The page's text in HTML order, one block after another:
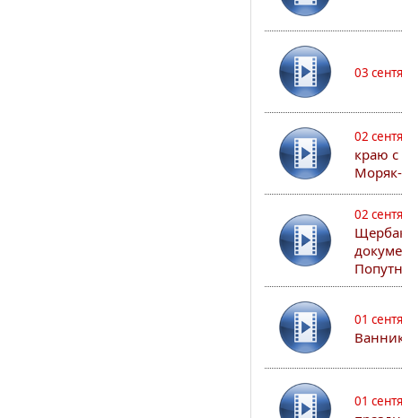
03
02
краю
02
01
01